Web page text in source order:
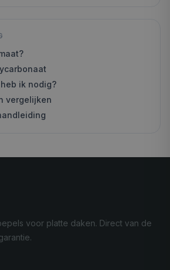
ik nodig?
vergelijken
voor platte daken. Direct van de